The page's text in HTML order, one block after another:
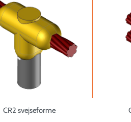
CR2 svejseforme